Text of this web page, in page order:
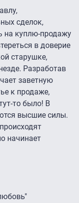
сделок,
на куплю-продажу
в доверие
старушке,
Разработав
заветную
к продаже,
то было! В
высшие силы.
начинает